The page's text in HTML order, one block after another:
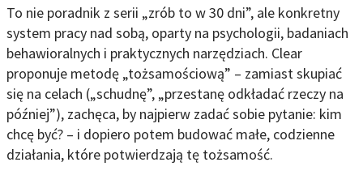
To nie poradnik z serii „zrób to w 30 dni”, ale konkretny
system pracy nad sobą, oparty na psychologii, badaniach
behawioralnych i praktycznych narzędziach. Clear
proponuje metodę „tożsamościową” – zamiast skupiać
się na celach („schudnę”, „przestanę odkładać rzeczy na
później”), zachęca, by najpierw zadać sobie pytanie: kim
chcę być? – i dopiero potem budować małe, codzienne
działania, które potwierdzają tę tożsamość.